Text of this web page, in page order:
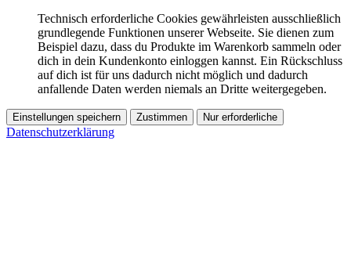
Technisch erforderliche Cookies gewährleisten ausschließlich
grundlegende Funktionen unserer Webseite. Sie dienen zum
Beispiel dazu, dass du Produkte im Warenkorb sammeln oder
dich in dein Kundenkonto einloggen kannst. Ein Rückschluss
auf dich ist für uns dadurch nicht möglich und dadurch
anfallende Daten werden niemals an Dritte weitergegeben.
Einstellungen speichern Zustimmen Nur erforderliche
Datenschutzerklärung